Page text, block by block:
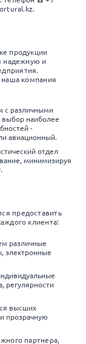
продукции
надежную и
наша компания
с различными
выбор наиболее
-
авиационный.
отдел
минимизируя
предоставить
клиента:
различные
электронные
регулярности
высших
прозрачную
партнера,